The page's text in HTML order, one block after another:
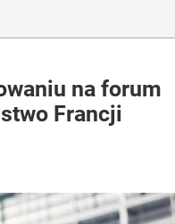
na forum
Francji